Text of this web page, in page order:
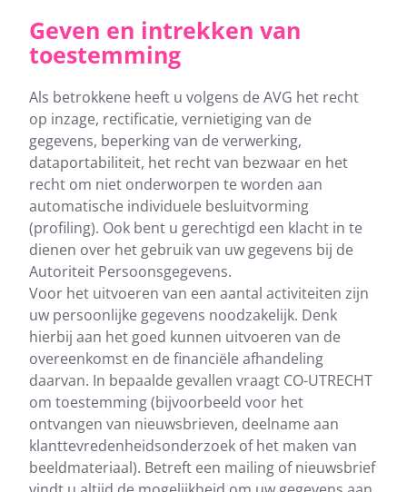
Geven en intrekken van
toestemming
Als betrokkene heeft u volgens de AVG het recht
op inzage, rectificatie, vernietiging van de
gegevens, beperking van de verwerking,
dataportabiliteit, het recht van bezwaar en het
recht om niet onderworpen te worden aan
automatische individuele besluitvorming
(profiling). Ook bent u gerechtigd een klacht in te
dienen over het gebruik van uw gegevens bij de
Autoriteit Persoonsgegevens.
Voor het uitvoeren van een aantal activiteiten zijn
uw persoonlijke gegevens noodzakelijk. Denk
hierbij aan het goed kunnen uitvoeren van de
overeenkomst en de financiële afhandeling
daarvan. In bepaalde gevallen vraagt CO-UTRECHT
om toestemming (bijvoorbeeld voor het
ontvangen van nieuwsbrieven, deelname aan
klanttevredenheidsonderzoek of het maken van
beeldmateriaal). Betreft een mailing of nieuwsbrief